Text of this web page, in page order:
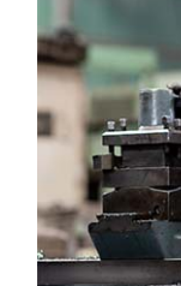
Buiten de